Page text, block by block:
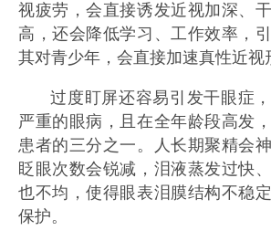
视疲劳，会直接诱发近视加深、
高，还会降低学习、工作效率，
其对青少年，会直接加速真性近视
过度盯屏还容易引发干眼症
严重的眼病，且在全年龄段高发
患者的三分之一。人长期聚精会
眨眼次数会锐减，泪液蒸发过快
也不均，使得眼表泪膜结构不稳
保护。